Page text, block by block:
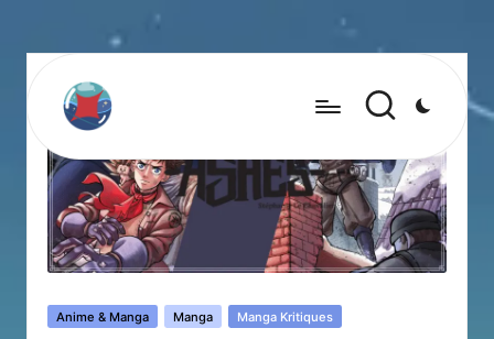
Posted
Anime & Manga Manga Manga Kritiques